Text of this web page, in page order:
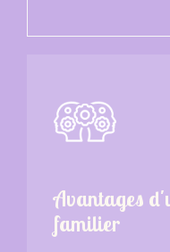
Avantages
familier